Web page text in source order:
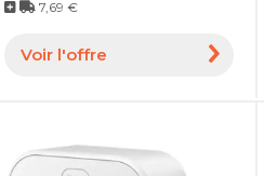
7,69 €
Voir l'offre